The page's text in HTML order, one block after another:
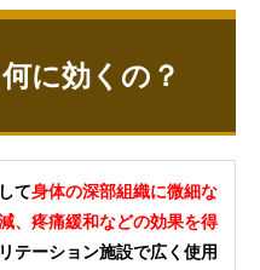
に効くの？
て身体の深部組織に微細な
、疼痛緩和などの効果を得
テーション施設で広く使用